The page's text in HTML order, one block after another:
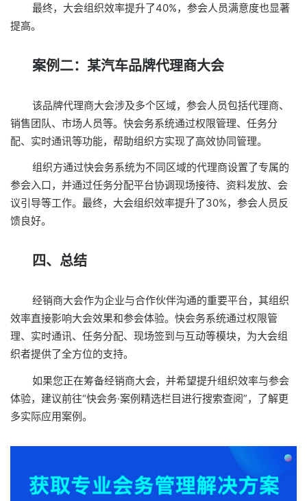
最终，大会组织效率提升了40%，参会人员满意度也显著
提高。
案例二：某汽车品牌代理商大会
该品牌代理商大会涉及多个区域，参会人员包括代理商、
销售团队、市场人员等。快会务系统通过权限管理、任务分
配、实时通讯等功能，帮助组织方实现了高效协同管理。
组织方通过快会务系统为不同区域的代理商设置了专属的
参会入口，并通过任务分配平台协调现场接待、资料发放、会
议引导等工作。最终，大会组织效率提升了30%，参会人员反
馈良好。
四、总结
经销商大会作为企业与合作伙伴沟通的重要平台，其组织
效率直接影响大会效果和参会体验。快会务系统通过权限管
理、实时通讯、任务分配、现场签到与互动等模块，为大会组
织者提供了全方位的支持。
如果您正在筹备经销商大会，并希望提升组织效率与参会
体验，建议前往“快会务·案例精选栏目进行搜索查阅”，了解更
多实际应用案例。